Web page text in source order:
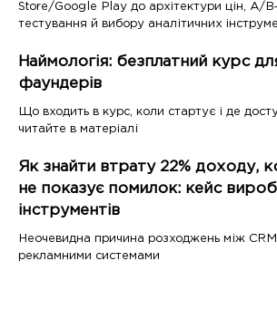
Store/Google Play до архітектури цін, A/B-
тестування й вибору аналітичних
Наймологія: безплатний курс
фаундерів
Що входить в курс, коли стартує і де
читайте в матеріалі
Як знайти втрату 22% доходу,
не показує помилок: кейс
інструментів
Неочевидна причина розходжень між
рекламними системами